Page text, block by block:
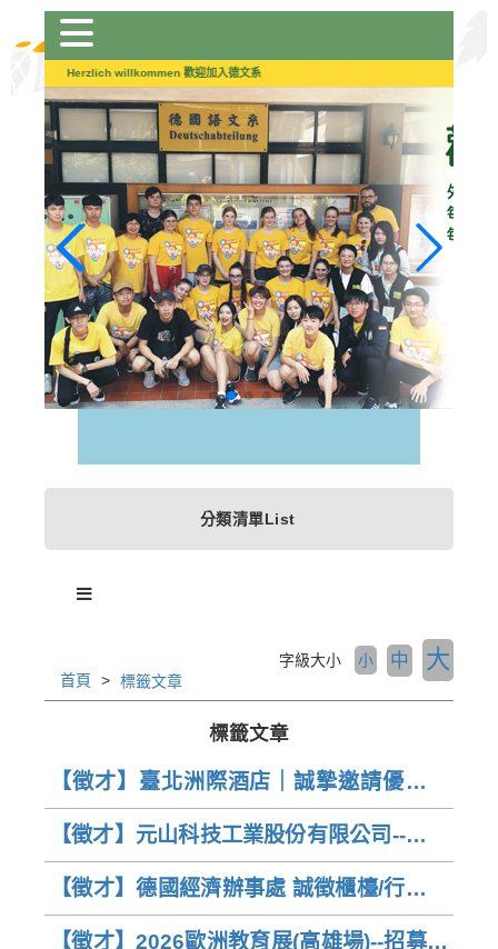
到
Herzlich willkommen 歡迎加入德文系
分類清單List
首頁 標籤文章
字級大小 小 中 大
標籤文章
【徵才】臺北洲際酒店｜誠摯邀請優秀人
才加入
【徵才】元山科技工業股份有限公司--專案
工程師1名
【徵才】德國經濟辦事處 誠徵櫃檯/行政助
理
【徵才】2026歐洲教育展(高雄場)--招募翻